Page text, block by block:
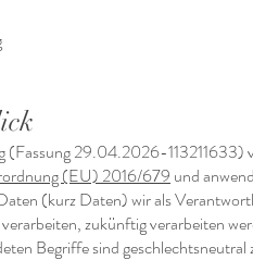
(Fassung 29.04.2026-113211633)
(EU) 2016/679 und
(kurz Daten) wir als
zukünftig verarbeiten
Begriffe sind geschlechtsneutral